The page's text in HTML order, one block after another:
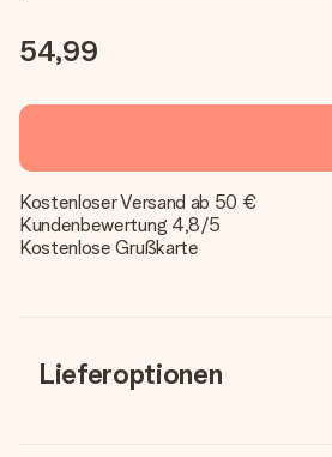
54,99
Kostenloser Versand ab 50 €
Kundenbewertung 4,8/5
Kostenlose Grußkarte
Lieferoptionen